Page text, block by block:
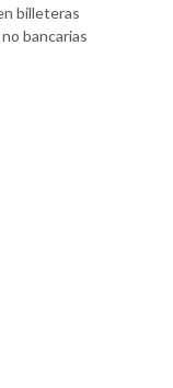
billeteras
bancarias